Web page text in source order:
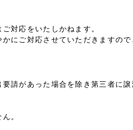
対応をいたしかねます。
にご対応させていただきますので
請があった場合を除き第三者に譲
。